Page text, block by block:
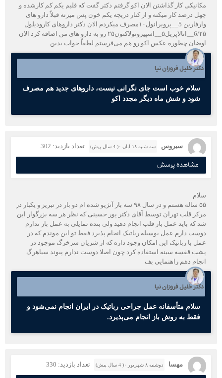
مکانیکی کار گذاشتن الان اکو گرفتم دکتر گفت که قلبم یکم کم کارشده و
چهل درصد کار میکنه و از کنار دریچه یکم خون پس میزنه قبلاً دارو های
وارفارین 5__پروپرانول۱۰مصرف میکردم الان دکتر داروهای کارودیلول
6/۲۵__انالاپریل۵__اسپیرونولاکتون۲۵ رو به دارو های من اضافه کرد الان
اوضان چطوره عکس اکو رو هم می‌فرستم لطفاً جواب بدین
دکتر خلیل فروزان نیا
سلام خوب است جای نگرانی نیست، داروهای جدید هم مصرف
شود و شش ماه دیگر مجدد اکو
سیروس سه شنبه ۱۸ آبان ۰( 4 سال پیش) تعداد بازدید: 302
مشاهده پرسش
سلام
۵۵ ساله هستم و در سال ۹۸ سه بار آنژیو شده ام دو بار در تبریز و یکبار در
مرکز قلب تهران توسط آقای دکتر پور حسینی که نظر هر سه بزرگوار این
شد که باید عمل باز قلب انجام دهید ولی بنده تمایلی به عمل باز ندارم
دوست دارم عمل بوسیله رباتیک انجام پذیرد فقط تو این موندم که در
عمل با رباتیک این امکان وجود داره که از شریان سرخرگ موجود در
پشت قفسه سینه استفاده کرد چون اصلا دوست ندارم پیوند سیاهرگ
انجام دهم راهنمایی بف
دکتر خلیل فروزان نیا
سلام متأسفانه عمل جراحی رباتیک در ایران انجام نمی‌شود و
فقط به روش باز انجام می‌پذیرد.
مهسا دوشنبه ۸ شهریور ۰( 4 سال پیش) تعداد بازدید: 330